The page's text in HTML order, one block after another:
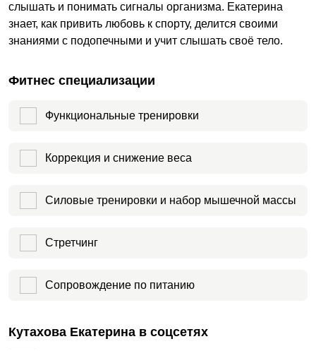
слышать и понимать сигналы организма. Екатерина
знает, как привить любовь к спорту, делится своими
знаниями с подопечными и учит слышать своё тело.
Фитнес специализации
Функциональные тренировки
Коррекция и снижение веса
Силовые тренировки и набор мышечной массы
Стретчинг
Сопровождение по питанию
Кутахова Екатерина в соцсетях